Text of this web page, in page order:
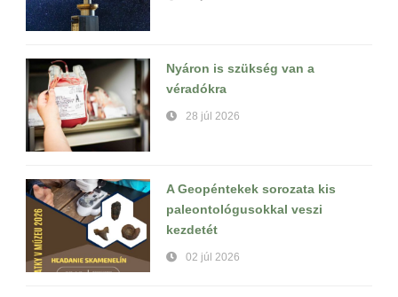
Nyáron is szükség van a
véradókra
28 júl 2026
A Geopéntekek sorozata kis
paleontológusokkal veszi
kezdetét
02 júl 2026